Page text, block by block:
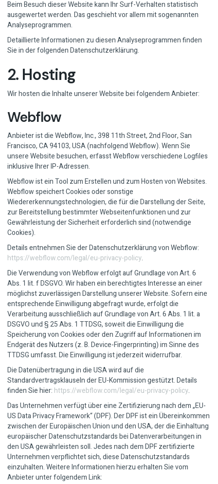
Beim Besuch dieser Website kann Ihr Surf-Verhalten statistisch
ausgewertet werden. Das geschieht vor allem mit sogenannten
Analyseprogrammen.
Detaillierte Informationen zu diesen Analyseprogrammen finden
Sie in der folgenden Datenschutzerklärung.
2. Hosting
Wir hosten die Inhalte unserer Website bei folgendem Anbieter:
Webflow
Anbieter ist die Webflow, Inc., 398 11th Street, 2nd Floor, San
Francisco, CA 94103, USA (nachfolgend Webflow). Wenn Sie
unsere Website besuchen, erfasst Webflow verschiedene Logfiles
inklusive Ihrer IP-Adressen.
Webflow ist ein Tool zum Erstellen und zum Hosten von Websites.
Webflow speichert Cookies oder sonstige
Wiedererkennungstechnologien, die für die Darstellung der Seite,
zur Bereitstellung bestimmter Webseitenfunktionen und zur
Gewährleistung der Sicherheit erforderlich sind (notwendige
Cookies).
Details entnehmen Sie der Datenschutzerklärung von Webflow:
https://webflow.com/legal/eu-privacy-policy.
Die Verwendung von Webflow erfolgt auf Grundlage von Art. 6
Abs. 1 lit. f DSGVO. Wir haben ein berechtigtes Interesse an einer
möglichst zuverlässigen Darstellung unserer Website. Sofern eine
entsprechende Einwilligung abgefragt wurde, erfolgt die
Verarbeitung ausschließlich auf Grundlage von Art. 6 Abs. 1 lit. a
DSGVO und § 25 Abs. 1 TTDSG, soweit die Einwilligung die
Speicherung von Cookies oder den Zugriff auf Informationen im
Endgerät des Nutzers (z. B. Device-Fingerprinting) im Sinne des
TTDSG umfasst. Die Einwilligung ist jederzeit widerrufbar.
Die Datenübertragung in die USA wird auf die
Standardvertragsklauseln der EU-Kommission gestützt. Details
finden Sie hier: https://webflow.com/legal/eu-privacy-policy.
Das Unternehmen verfügt über eine Zertifizierung nach dem „EU-
US Data Privacy Framework“ (DPF). Der DPF ist ein Übereinkommen
zwischen der Europäischen Union und den USA, der die Einhaltung
europäischer Datenschutzstandards bei Datenverarbeitungen in
den USA gewährleisten soll. Jedes nach dem DPF zertifizierte
Unternehmen verpflichtet sich, diese Datenschutzstandards
einzuhalten. Weitere Informationen hierzu erhalten Sie vom
Anbieter unter folgendem Link: